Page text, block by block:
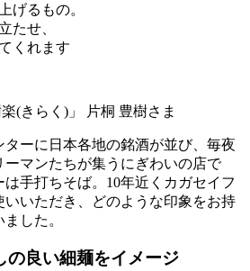
げるもの。
たせ、
くれます
(きらく)」 片桐 豊樹さま
ターに日本各地の銘酒が並び、毎夜
ーマンたちが集うにぎわいの店で
手打ちそば。10年近くカガセイフ
いいただき、どのような印象をお持
した。
の良い細麺をイメージ